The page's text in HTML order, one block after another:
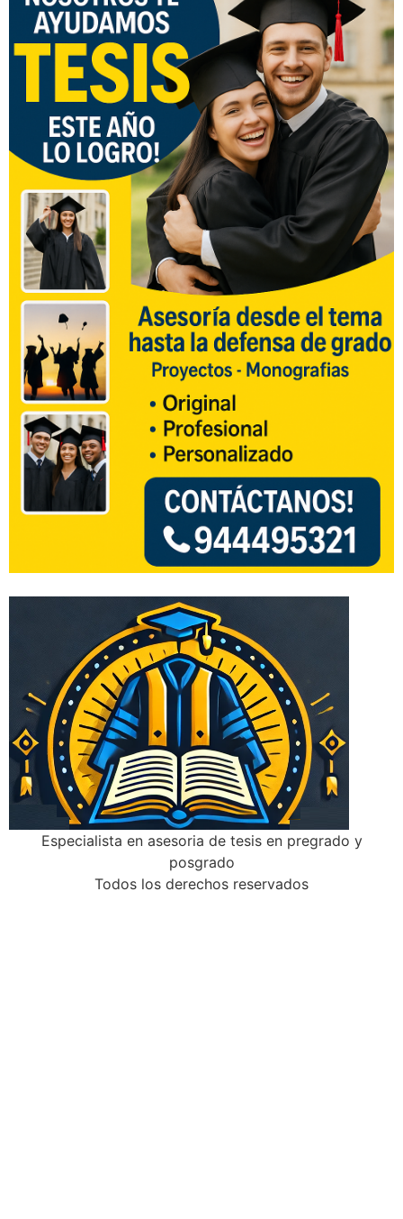
Especialista en asesoria de tesis en pregrado y
posgrado
Todos los derechos reservados